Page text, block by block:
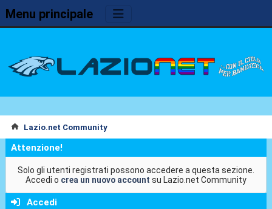
Menu principale
Lazio.net Community
Attenzione!
Solo gli utenti registrati possono accedere a questa sezione.
Accedi o crea un nuovo account su Lazio.net Community
Accedi